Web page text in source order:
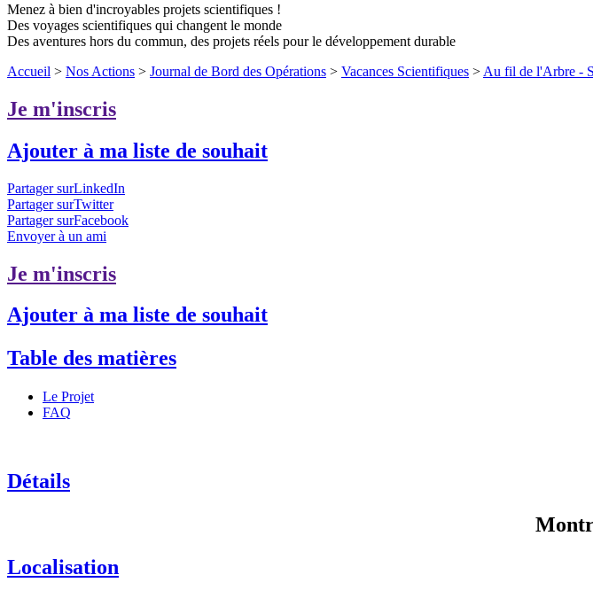
Menez à bien d'incroyables projets scientifiques !
Des voyages scientifiques qui changent le monde
Des aventures hors du commun, des projets réels pour le développement durable
Accueil > Nos Actions > Journal de Bord des Opérations > Vacances Scientifiques > Au fil de l'Arbre -
Je m'inscris
Ajouter à ma liste de souhait
Partager surLinkedIn
Partager surTwitter
Partager surFacebook
Envoyer à un ami
Je m'inscris
Ajouter à ma liste de souhait
Table des matières
Le Projet
FAQ
Détails
Localisation